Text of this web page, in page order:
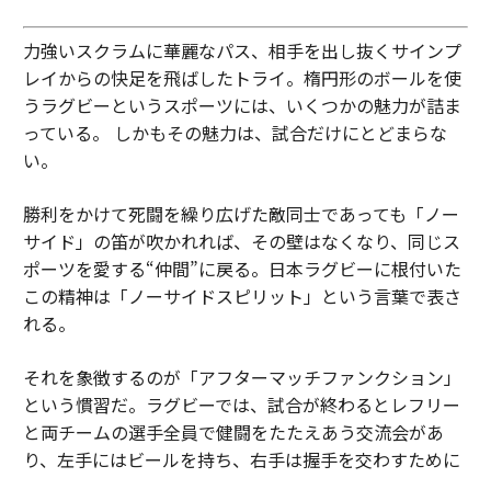
力強いスクラムに華麗なパス、相手を出し抜くサインプ
レイからの快足を飛ばしたトライ。楕円形のボールを使
うラグビーというスポーツには、いくつかの魅力が詰ま
っている。 しかもその魅力は、試合だけにとどまらな
い。
勝利をかけて死闘を繰り広げた敵同士であっても「ノー
サイド」の笛が吹かれれば、その壁はなくなり、同じス
ポーツを愛する“仲間”に戻る。日本ラグビーに根付いた
この精神は「ノーサイドスピリット」という言葉で表さ
れる。
それを象徴するのが「アフターマッチファンクション」
という慣習だ。ラグビーでは、試合が終わるとレフリー
と両チームの選手全員で健闘をたたえあう交流会があ
り、左手にはビールを持ち、右手は握手を交わすために